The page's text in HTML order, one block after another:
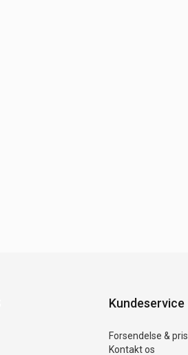
Kundeservice
Forsendelse &
Kontakt os